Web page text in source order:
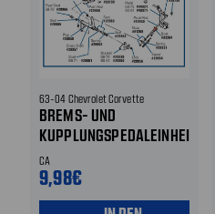
63-04 Chevrolet Corvette
BREMS- UND
KUPPLUNGSPEDALEINHEIT
CA
9,98€